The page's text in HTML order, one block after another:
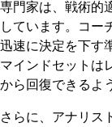
専門家は、戦術的
しています。コー
迅速に決定を下す
マインドセットは
から回復できるよ
さらに、アナリス